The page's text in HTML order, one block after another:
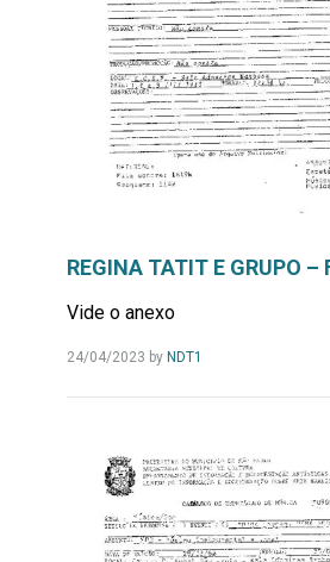
REGINA TATIT E GRUPO –
Vide o anexo
24/04/2023 by NDT1